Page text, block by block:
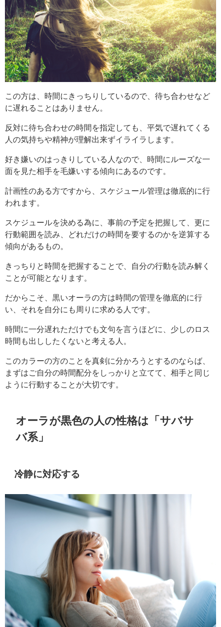
この方は、時間にきっちりしているので、待ち合わせなど
に遅れることはありません。
反対に待ち合わせの時間を指定しても、平気で遅れてくる
人の気持ちや精神が理解出来ずイライラします。
好き嫌いのはっきりしている人なので、時間にルーズな一
面を見た相手を毛嫌いする傾向にあるのです。
計画性のある方ですから、スケジュール管理は徹底的に行
われます。
スケジュールを決める為に、事前の予定を把握して、更に
行動範囲を読み、どれだけの時間を要するのかを逆算する
傾向があるもの。
きっちりと時間を把握することで、自分の行動を読み解く
ことが可能となります。
だからこそ、黒いオーラの方は時間の管理を徹底的に行
い、それを自分にも周りに求める人です。
時間に一分遅れただけでも文句を言うほどに、少しのロス
時間も出ししたくないと考える人。
このカラーの方のことを真剣に分かろうとするのならば、
まずはご自分の時間配分をしっかりと立てて、相手と同じ
ように行動することが大切です。
オーラが黒色の人の性格は「サバサ
バ系」
冷静に対応する